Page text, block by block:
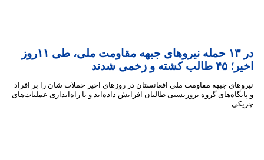
‏در ۱۳ حمله نیروهای جبهه مقاومت ملی، طی ۱۱روز
جبهه مقاومت ملی افغانستان در روزهای اخیر حملات شان را بر افراد
گروه تروریستی طالبان افزایش داده‌اند و با راه‌اندازی عملیات‌های